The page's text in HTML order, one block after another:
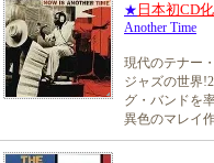
★ 日本初CD
Another Time
現代のテナー
ジャズの世界
グ・バンドを
異色のマレイ